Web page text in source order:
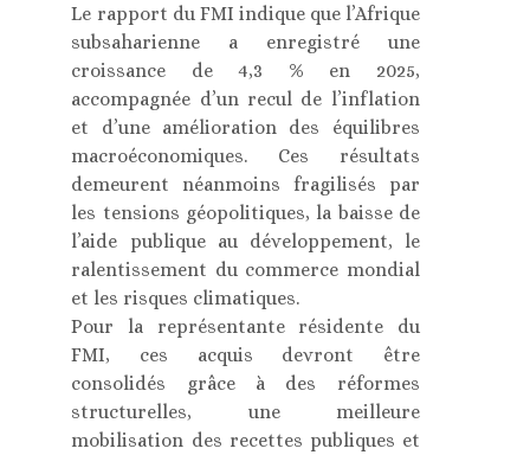
Le rapport du FMI indique que l’Afrique
subsaharienne a enregistré une
croissance de 4,3 % en 2025,
accompagnée d’un recul de l’inflation
et d’une amélioration des équilibres
macroéconomiques. Ces résultats
demeurent néanmoins fragilisés par
les tensions géopolitiques, la baisse de
l’aide publique au développement, le
ralentissement du commerce mondial
et les risques climatiques.
Pour la représentante résidente du
FMI, ces acquis devront être
consolidés grâce à des réformes
structurelles, une meilleure
mobilisation des recettes publiques et